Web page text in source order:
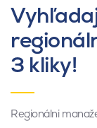
3 kliky!
Regionálni